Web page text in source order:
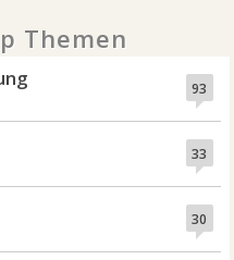
Themen
93
33
30